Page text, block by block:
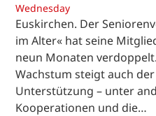
Wednesday
Euskirchen. Der
im Alter« hat seine
neun Monaten
Wachstum steigt auch
Unterstützung – unter
Kooperationen und die…